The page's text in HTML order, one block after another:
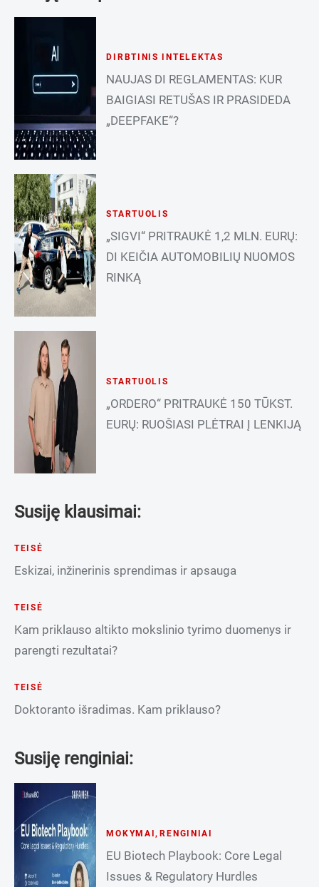
DIRBTINIS INTELEKTAS
NAUJAS DI REGLAMENTAS: KUR
BAIGIASI RETUŠAS IR PRASIDEDA
„DEEPFAKE“?
STARTUOLIS
„SIGVI“ PRITRAUKĖ 1,2 MLN. EURŲ:
DI KEIČIA AUTOMOBILIŲ NUOMOS
RINKĄ
STARTUOLIS
„ORDERO“ PRITRAUKĖ 150 TŪKST.
EURŲ: RUOŠIASI PLĖTRAI Į LENKIJĄ
Susiję klausimai:
TEISĖ
Eskizai, inžinerinis sprendimas ir apsauga
TEISĖ
Kam priklauso altikto mokslinio tyrimo duomenys ir
parengti rezultatai?
TEISĖ
Doktoranto išradimas. Kam priklauso?
Susiję renginiai:
MOKYMAI ,RENGINIAI
EU Biotech Playbook: Core Legal
Issues & Regulatory Hurdles